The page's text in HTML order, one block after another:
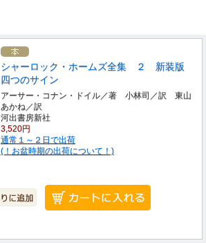
シャーロック・ホームズ全集 ２ 新装版
四つのサイン
アーサー・コナン・ドイル／著 小林司／訳 東山
あかね／訳
河出書房新社
3,520円
通常１～２日で出荷
(！お盆時期の出荷について！)